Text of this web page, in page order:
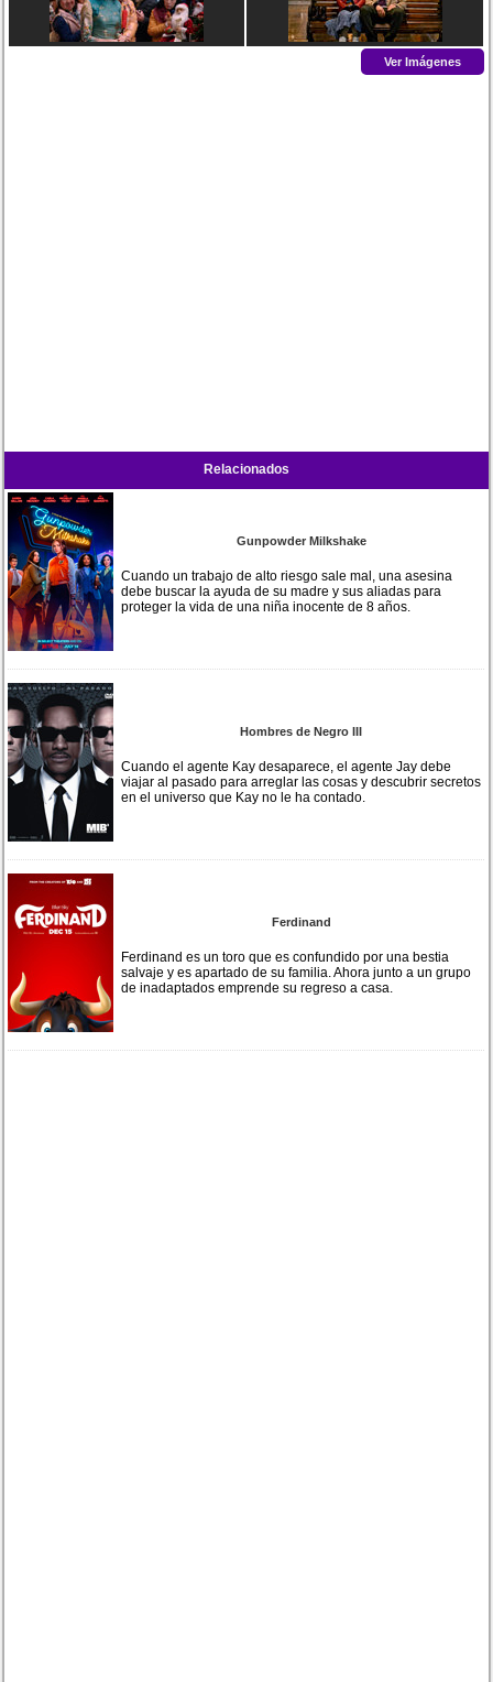
Ver Imágenes
Relacionados
Gunpowder Milkshake
Cuando un trabajo de alto riesgo sale mal, una asesina
debe buscar la ayuda de su madre y sus aliadas para
proteger la vida de una niña inocente de 8 años.
Hombres de Negro III
Cuando el agente Kay desaparece, el agente Jay debe
viajar al pasado para arreglar las cosas y descubrir secretos
en el universo que Kay no le ha contado.
Ferdinand
Ferdinand es un toro que es confundido por una bestia
salvaje y es apartado de su familia. Ahora junto a un grupo
de inadaptados emprende su regreso a casa.